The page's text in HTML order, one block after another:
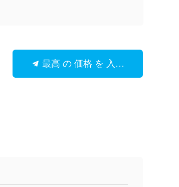
最高 の 価格 を 入手 する